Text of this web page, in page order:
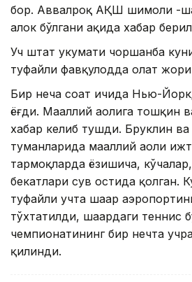
бор. Aввалроқ AҚШ шимоли -
ҳалок бўлгани ҳақида хабар
Уч штат ҳукумати чоршанба
туфайли фавқулодда ҳолат
Бир неча соат ичида Нью-
ёғди. Маҳаллий аҳолига тошқин
хабар келиб тушди. Бруклин
туманларида маҳаллий аҳоли
тармоқларда ёзишича,
бекатлари сув остида қолган.
туфайли учта шаҳар
тўхтатилди, шаҳардаги
чемпионатининг бир нечта
қилинди.